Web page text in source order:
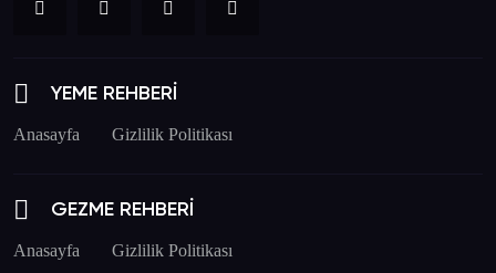
YEME REHBERİ
Anasayfa Gizlilik Politikası
GEZME REHBERİ
Anasayfa Gizlilik Politikası